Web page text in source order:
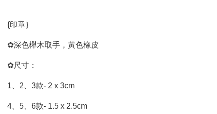
{印章｝
✿深色櫸木取手，黃色橡皮
✿尺寸：
1、2、3款- 2 x 3cm
4、5、6款- 1.5 x 2.5cm